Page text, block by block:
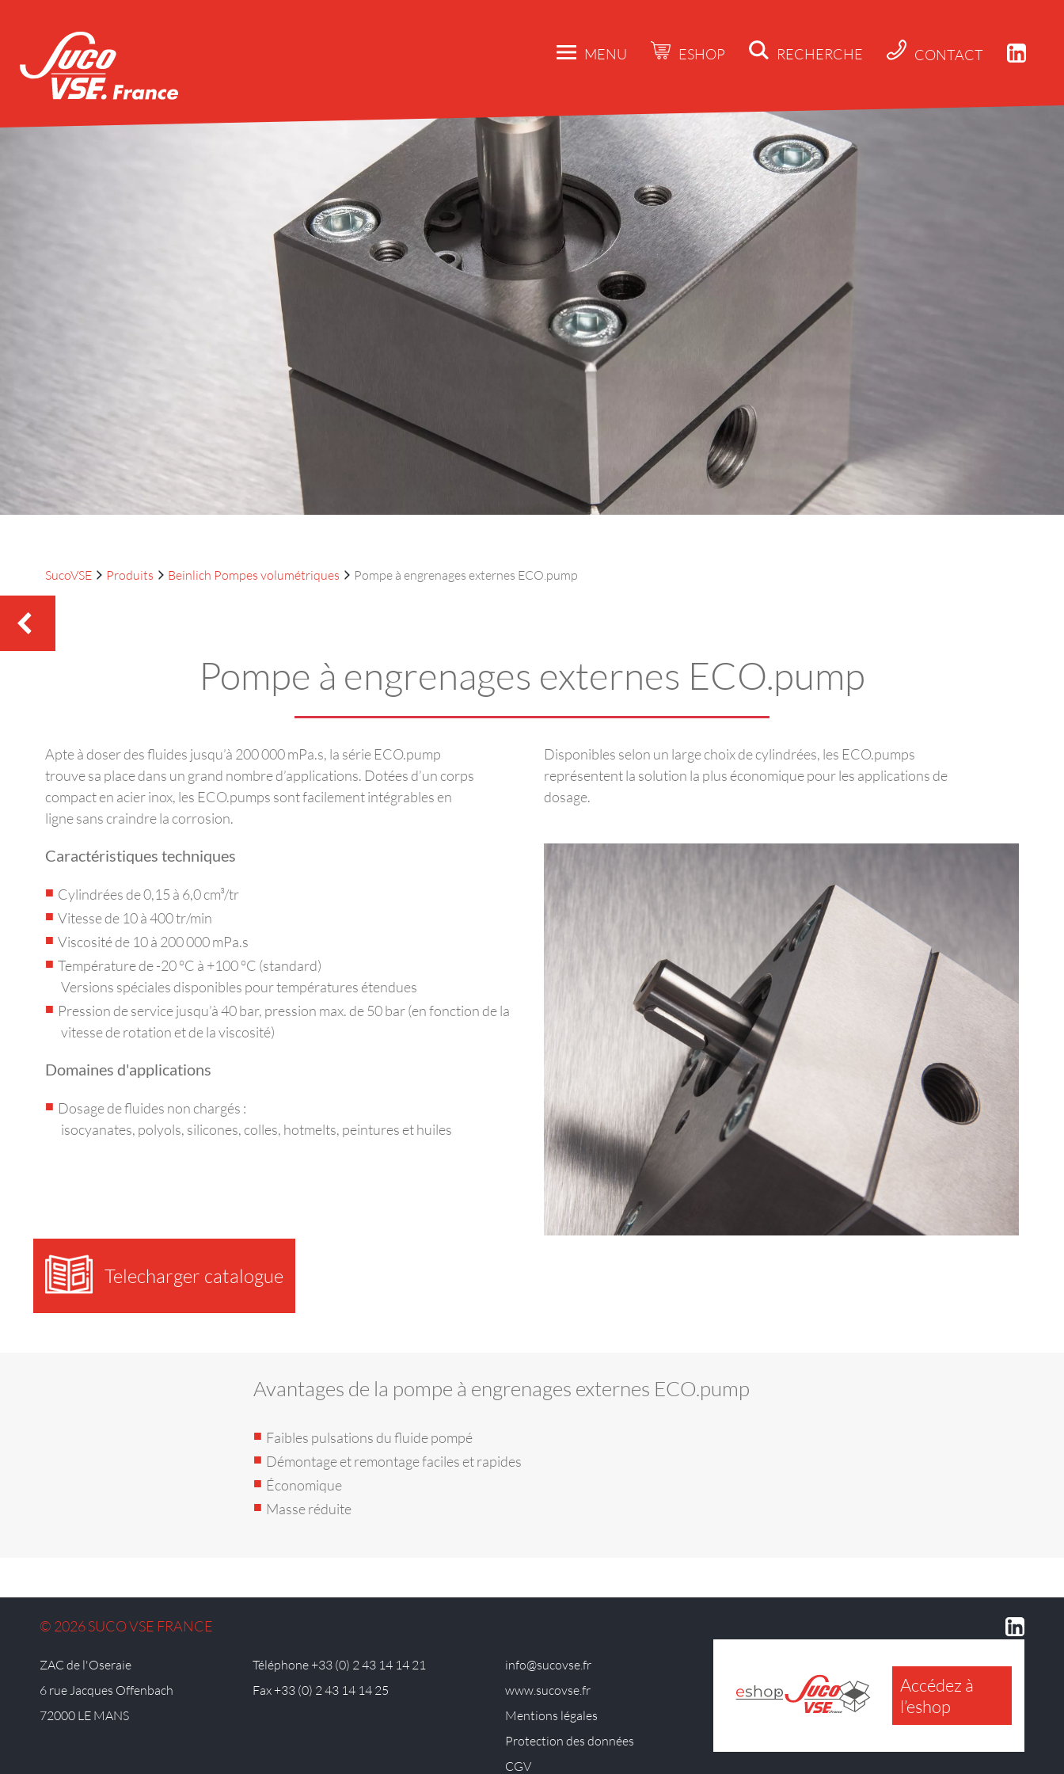
MENU ESHOP RECHERCHE CONTACT
SucoVSE Produits Beinlich Pompes volumétriques Pompe à engrenages externes ECO.pump
Pompe à engrenages externes ECO.pump
Apte à doser des fluides jusqu’à 200 000 mPa.s, la série ECO.pump
trouve sa place dans un grand nombre d’applications. Dotées d’un corps
compact en acier inox, les ECO.pumps sont facilement intégrables en
ligne sans craindre la corrosion.
Disponibles selon un large choix de cylindrées, les ECO.pumps
représentent la solution la plus économique pour les applications de
dosage.
Caractéristiques techniques
Cylindrées de 0,15 à 6,0 cm³/tr
Vitesse de 10 à 400 tr/min
Viscosité de 10 à 200 000 mPa.s
Température de -20 °C à +100 °C (standard)
Versions spéciales disponibles pour températures étendues
Pression de service jusqu’à 40 bar, pression max. de 50 bar (en fonction de la
vitesse de rotation et de la viscosité)
Domaines d'applications
Dosage de fluides non chargés :
isocyanates, polyols, silicones, colles, hotmelts, peintures et huiles
Telecharger catalogue
Avantages de la pompe à engrenages externes ECO.pump
Faibles pulsations du fluide pompé
Démontage et remontage faciles et rapides
Économique
Masse réduite
© 2026 SUCO VSE FRANCE
ZAC de l'Oseraie
6 rue Jacques Offenbach
72000 LE MANS
Téléphone +33 (0) 2 43 14 14 21
Fax +33 (0) 2 43 14 14 25
info@sucovse.fr
www.sucovse.fr
Mentions légales
Protection des données
CGV
Accédez à
l’eshop
Actualités